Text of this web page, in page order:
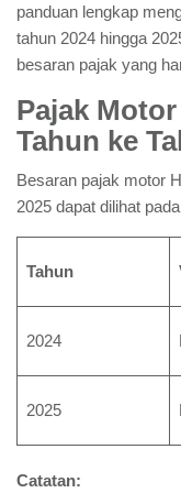
panduan lengkap
tahun 2024 hingga
besaran pajak yang
Pajak
Tahun ke
Besaran pajak motor
2025 dapat dilihat
Tahun
2024
2025
Catatan: